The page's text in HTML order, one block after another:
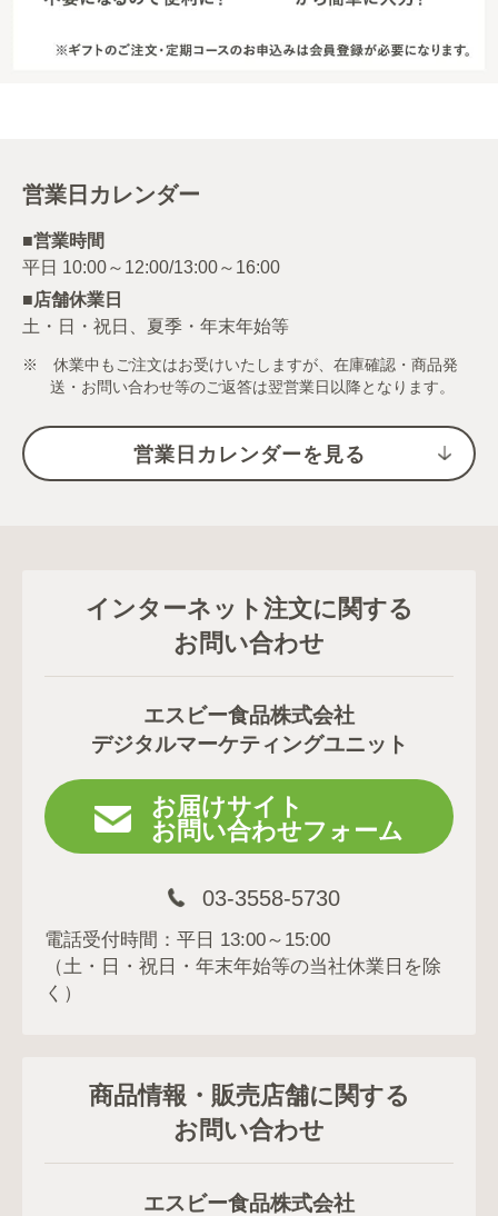
営業日カレンダー
■営業時間
■店舗休業日
土・日・祝日、夏季・年末年始等
※ 休業中もご注文はお受けいたしますが、在庫確認・商品発
送・お問い合わせ等のご返答は翌営業日以降となります。
営業日カレンダーを見る
インターネット注文に関する
お問い合わせ
エスビー食品株式会社
デジタルマーケティングユニット
お届けサイト
お問い合わせフォーム
03-3558-5730
電話受付時間：平日 13:00～15:00
（土・日・祝日・年末年始等の当社休業日を除
く）
商品情報・販売店舗に関する
お問い合わせ
エスビー食品株式会社